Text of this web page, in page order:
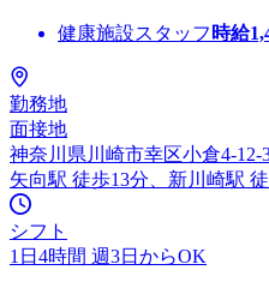
健康施設スタッフ 時給
勤務地
面接地
神奈川県川崎市幸区小倉4-12-
矢向駅 徒歩13分、新川崎駅
シフト
1日4時間 週3日からOK